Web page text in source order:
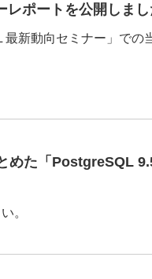
ポートを公開しまし
新動向セミナー」での
めた「PostgreSQL
。